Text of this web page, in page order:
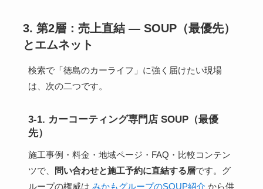
3. 第2層：売上直結 — SOUP（最優先）
とエムネット
検索で「徳島のカーライフ」に強く届けたい現場
は、次の二つです。
3-1. カーコーティング専門店 SOUP（最優
先）
施工事例・料金・地域ページ・FAQ・比較コンテン
ツで、
問い合わせと施工予約に直結する層です。グ
ループの権威は みかもグループのSOUP紹介 から供